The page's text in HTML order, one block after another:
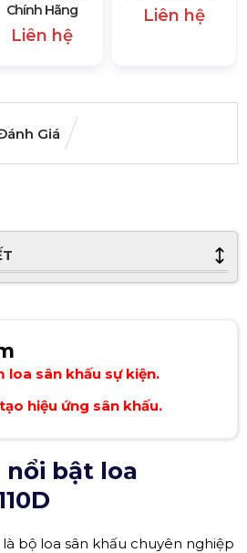
Chính Hãng
Liên hệ
Liên hệ
Giá
loa sân khấu sự kiện.
hiệu ứng sân khấu.
bật loa
là bộ loa sân khấu chuyên nghiệp